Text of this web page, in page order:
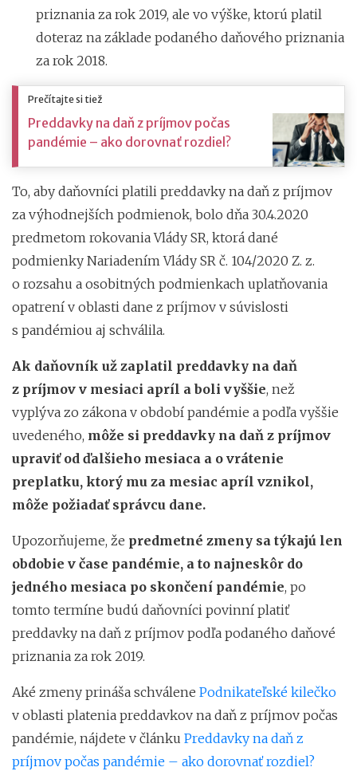
priznania za rok 2019, ale vo výške, ktorú platil
doteraz na základe podaného daňového priznania
za rok 2018.
Prečítajte si tiež
Preddavky na daň z príjmov počas
pandémie – ako dorovnať rozdiel?
To, aby daňovníci platili preddavky na daň z príjmov
za výhodnejších podmienok, bolo dňa 30.4.2020
predmetom rokovania Vlády SR, ktorá dané
podmienky Nariadením Vlády SR č. 104/2020 Z. z.
o rozsahu a osobitných podmienkach uplatňovania
opatrení v oblasti dane z príjmov v súvislosti
s pandémiou aj schválila.
Ak daňovník už zaplatil preddavky na daň
z príjmov v mesiaci apríl a boli vyššie, než
vyplýva zo zákona v období pandémie a podľa vyššie
uvedeného, môže si preddavky na daň z príjmov
upraviť od ďalšieho mesiaca a o vrátenie
preplatku, ktorý mu za mesiac apríl vznikol,
môže požiadať správcu dane.
Upozorňujeme, že predmetné zmeny sa týkajú len
obdobie v čase pandémie, a to najneskôr do
jedného mesiaca po skončení pandémie, po
tomto termíne budú daňovníci povinní platiť
preddavky na daň z príjmov podľa podaného daňové
priznania za rok 2019.
Aké zmeny prináša schválene Podnikateľské kilečko
v oblasti platenia preddavkov na daň z príjmov počas
pandémie, nájdete v článku Preddavky na daň z
príjmov počas pandémie – ako dorovnať rozdiel?